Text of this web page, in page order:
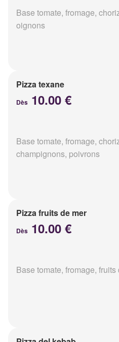
Base tomate, fromage,
oignons
Pizza texane
Dès 10.00 €
Base tomate, fromage,
champignons, poivrons
Pizza fruits de mer
Dès 10.00 €
Base tomate, fromage,